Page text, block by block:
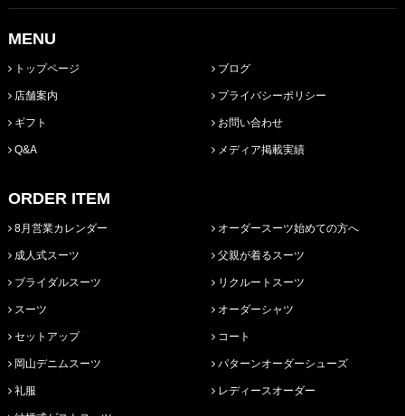
MENU
トップページ
店舗案内
ギフト
Q&A
ブログ
プライバシーポリシー
お問い合わせ
メディア掲載実績
ORDER ITEM
8月営業カレンダー
成人式スーツ
ブライダルスーツ
スーツ
セットアップ
岡山デニムスーツ
礼服
オーダースーツ始めての方へ
父親が着るスーツ
リクルートスーツ
オーダーシャツ
コート
パターンオーダーシューズ
レディースオーダー